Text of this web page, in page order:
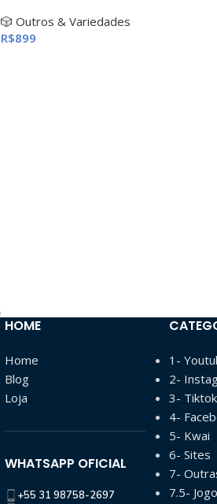
🎲 Outros & Variedades
R$899
HOME
Home
Blog
Loja
WHATSAPP OFICIAL
+55 31 98758-2697
1-
2-
3- Tiktok
4-
5- Kwai
6- Sites
7-
7.5-